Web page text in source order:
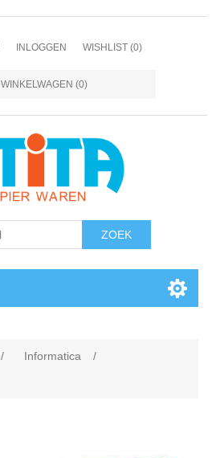
INLOGGEN WISHLIST (0)
WINKELWAGEN (0)
/ Informatica
/